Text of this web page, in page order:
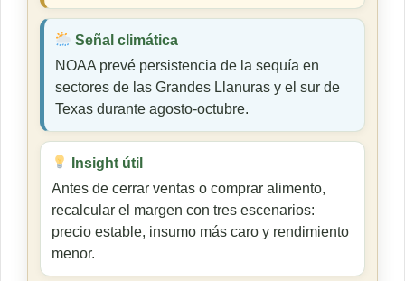
Señal climática
NOAA prevé persistencia de la sequía en
sectores de las Grandes Llanuras y el sur de
Texas durante agosto-octubre.
Insight útil
Antes de cerrar ventas o comprar alimento,
recalcular el margen con tres escenarios:
precio estable, insumo más caro y rendimiento
menor.